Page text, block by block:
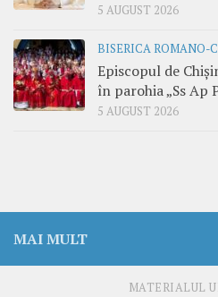
5 AUGUST 2026
BISERICA ROMANO-
Episcopul de
în parohia „Ss Ap
5 AUGUST 2026
MAI MULT
MATERIALUL